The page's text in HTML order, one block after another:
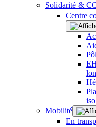
Solidarité &
Centre
Mobilité
En